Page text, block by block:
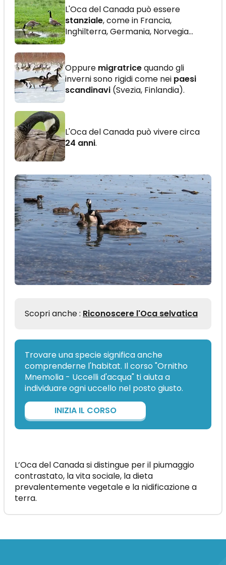
L'Oca del Canada può essere
stanziale, come in Francia,
Inghilterra, Germania, Norvegia…
Oppure migratricequando gli
inverni sono rigidi come nei paesi
scandinavi (Svezia, Finlandia).
L'Oca del Canada può vivere circa
24 anni.
Scopri anche : Riconoscere l'Oca selvatica
Trovare una specie significa anche
comprenderne l'habitat. Il corso "Ornitho
Mnemolia - Uccelli d'acqua" ti aiuta a
individuare ogni uccello nel posto giusto.
INIZIA IL CORSO
L’Oca del Canada si distingue per il piumaggio
contrastato, la vita sociale, la dieta
prevalentemente vegetale e la nidificazione a
terra.